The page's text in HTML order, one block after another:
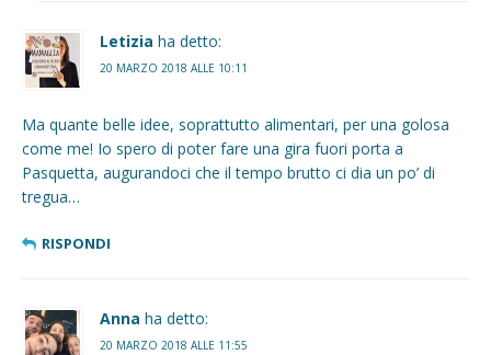
Letizia ha detto:
20 MARZO 2018 ALLE 10:11
Ma quante belle idee, soprattutto alimentari, per una golosa
come me! Io spero di poter fare una gira fuori porta a
Pasquetta, augurandoci che il tempo brutto ci dia un po’ di
tregua…
RISPONDI
Anna ha detto:
20 MARZO 2018 ALLE 11:55